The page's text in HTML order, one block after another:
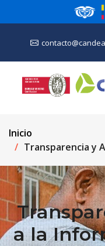
Inicio
Transparencia y
a la